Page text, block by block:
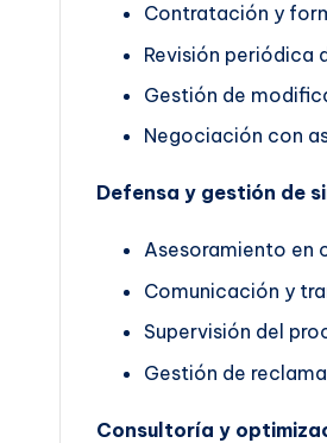
Contratación y
Revisión periódica
Gestión de
Negociación con
Defensa y gestión de
Asesoramiento en
Comunicación y
Supervisión del
Gestión de
Consultoría y